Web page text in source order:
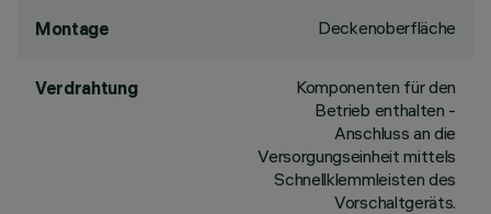
Montage Deckenoberfläche
Verdrahtung
Komponenten für den
Betrieb enthalten -
Anschluss an die
Versorgungseinheit mittels
Schnellklemmleisten des
Vorschaltgeräts.